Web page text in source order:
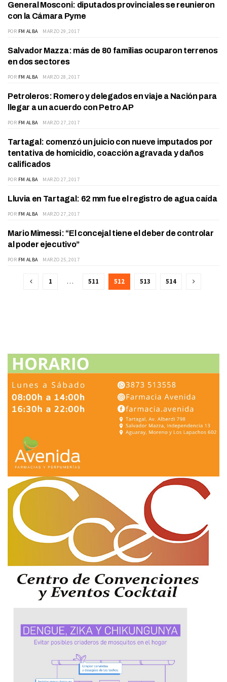
General Mosconi: diputados provinciales se reunieron
con la Cámara Pyme
POR FM ALBA MARZO 29, 2017
Salvador Mazza: más de 80 familias ocuparon terrenos
en dos sectores
POR FM ALBA MARZO 28, 2017
Petroleros: Romero y delegados en viaje a Nación para
llegar a un acuerdo con Petro AP
POR FM ALBA MARZO 27, 2017
ACTUALIDAD
Tartagal: comenzó un juicio con nueve imputados por
tentativa de homicidio, coacción agravada y daños
calificados
POR FM ALBA MARZO 27, 2017
Lluvia en Tartagal: 62 mm fue el registro de agua caída
POR FM ALBA MARZO 27, 2017
Mario Mimessi: “El concejal tiene el deber de controlar
al poder ejecutivo”
POR FM ALBA MARZO 25, 2017
1 … 511 512 513 514